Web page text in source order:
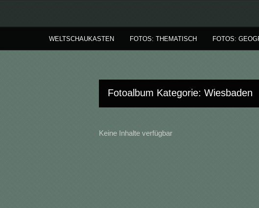
WELTSCHAUKASTEN FOTOS: THEMATISCH FOTOS:
Fotoalbum Kategorie: Wiesbaden
Keine Inhalte verfügbar